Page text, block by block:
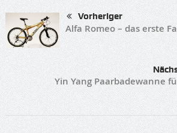
Vorheriger
Alfa Romeo – das erste
Yin Yang Paarbadewanne